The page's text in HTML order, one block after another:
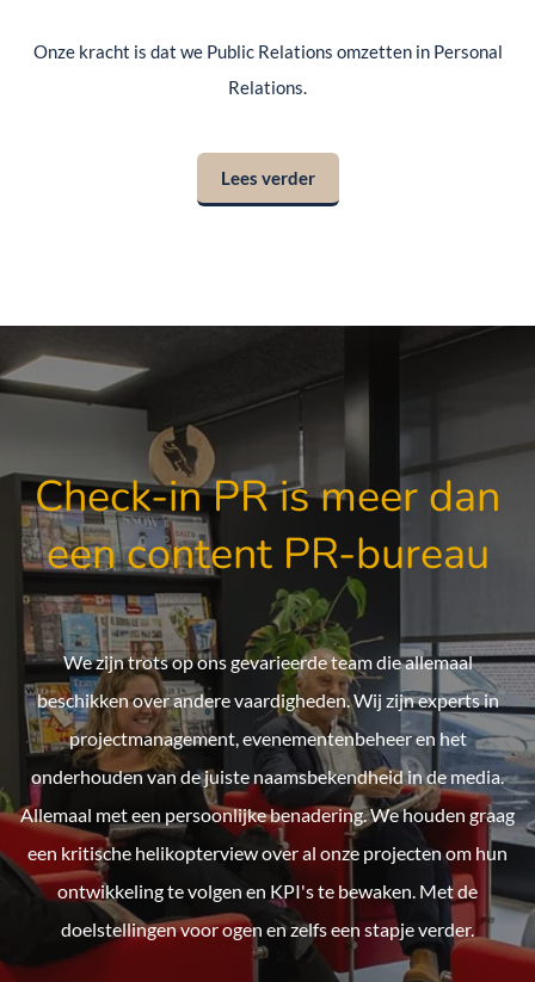
Onze kracht is dat we Public Relations omzetten in Personal
Relations.
Lees verder
Check-in PR is meer dan
een content PR-bureau
We zijn trots op ons gevarieerde team die allemaal
beschikken over andere vaardigheden. Wij zijn experts in
projectmanagement, evenementenbeheer en het
onderhouden van de juiste naamsbekendheid in de media.
Allemaal met een persoonlijke benadering. We houden graag
een kritische helikopterview over al onze projecten om hun
ontwikkeling te volgen en KPI's te bewaken. Met de
doelstellingen voor ogen en zelfs een stapje verder.